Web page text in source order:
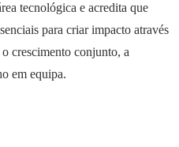
tecnológica e acredita que
para criar impacto através
crescimento conjunto, a
em equipa.